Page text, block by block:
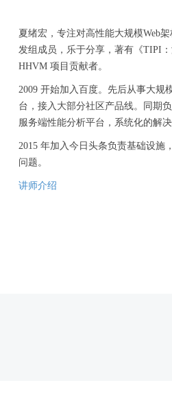
夏绪宏，专注对高性能大规模Web
发组成员，乐于分享，著有《TIPI
HHVM 项目贡献者。
2009 开始加入百度。先后从事大
台，接入大部分社区产品线。同期
服务端性能分析平台，系统化的解
2015 年加入今日头条负责基础设施
问题。
讲师介绍